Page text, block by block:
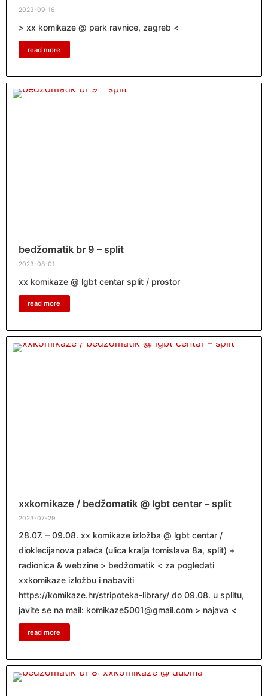
2023-09-16
> xx komikaze @ park ravnice, zagreb <
read more
bedžomatik br 9 – split
2023-08-01
xx komikaze @ lgbt centar split / prostor
read more
xxkomikaze / bedžomatik @ lgbt centar – split
2023-07-29
28.07. – 09.08. xx komikaze izložba @ lgbt centar /
dioklecijanova palaća (ulica kralja tomislava 8a, split) +
radionica & webzine > bedžomatik < za pogledati
xxkomikaze izložbu i nabaviti
https://komikaze.hr/stripoteka-library/ do 09.08. u splitu,
javite se na mail: komikaze5001@gmail.com > najava <
read more